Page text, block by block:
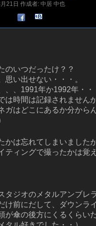
21日 作成者: 中居 中也
のいつだったけ？？
思い出せない・・・。
、、1991年か1992年・・
は時間は記録されません
ガはどこにあるか分から
かは忘れてしまいましたが
ティングで撮ったかは覚
タジオのメタルアンブレ
け前にだして、ダウンラ
が傘の後方にくるくらい